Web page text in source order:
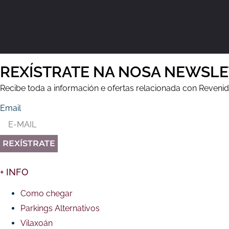
REXÍSTRATE NA NOSA
Recibe toda a información e ofertas relacionada con
Email
REXÍSTRATE
+ INFO
Como chegar
Parkings Alternativos
Vilaxoán